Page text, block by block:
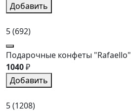
Добавить
5(692)
Подарочные конфеты "Rafaello"
1040₽
Добавить
5(1208)